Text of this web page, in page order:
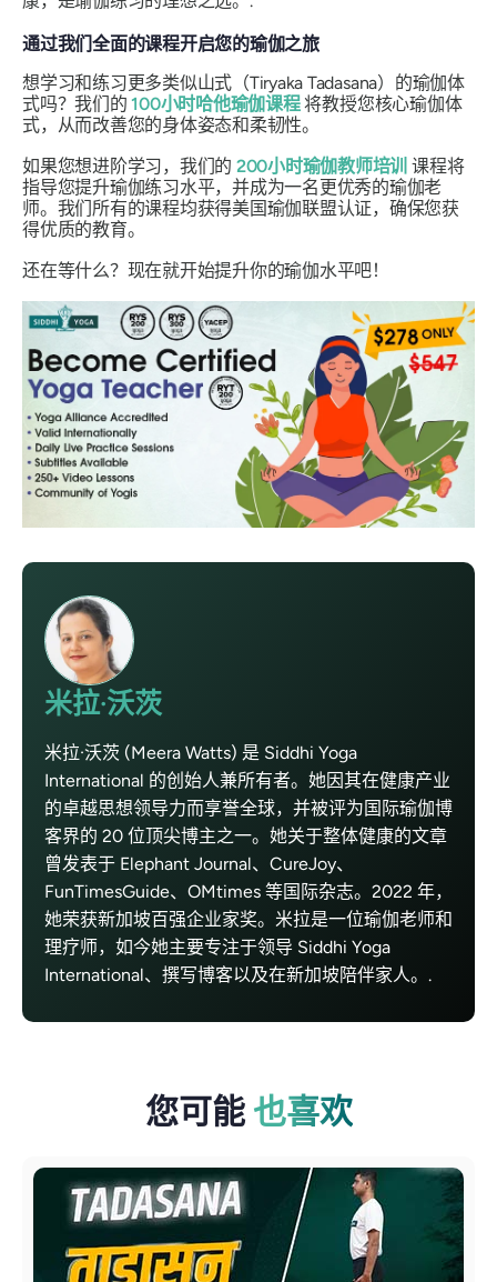
通过我们全面的课程开启您的瑜伽之旅
想学习和练习更多类似山式（Tiryaka Tadasana）的瑜伽体
式吗？我们的100小时哈他瑜伽课程将教授您核心瑜伽体
式，从而改善您的身体姿态和柔韧性。
如果您想进阶学习，我们的 200小时瑜伽教师培训 课程将
指导您提升瑜伽练习水平，并成为一名更优秀的瑜伽老
师。我们所有的课程均获得美国瑜伽联盟认证，确保您获
得优质的教育。
还在等什么？现在就开始提升你的瑜伽水平吧！
米拉·沃茨
米拉·沃茨 (Meera Watts) 是 Siddhi Yoga
International 的创始人兼所有者。她因其在健康产业
的卓越思想领导力而享誉全球，并被评为国际瑜伽博
客界的 20 位顶尖博主之一。她关于整体健康的文章
曾发表于 Elephant Journal、CureJoy、
FunTimesGuide、OMtimes 等国际杂志。2022 年，
她荣获新加坡百强企业家奖。米拉是一位瑜伽老师和
理疗师，如今她主要专注于领导 Siddhi Yoga
International、撰写博客以及在新加坡陪伴家人。.
您可能 也喜欢